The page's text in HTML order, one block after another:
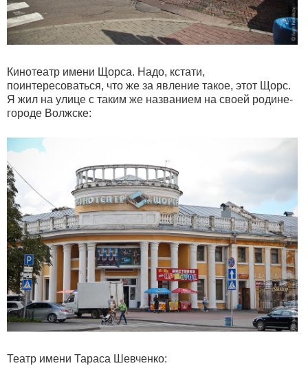
Кинотеатр имени Щорса. Надо, кстати,
поинтересоваться, что же за явление такое, этот Щорс.
Я жил на улице с таким же названием на своей родине-
городе Волжске:
Театр имени Тараса Шевченко: